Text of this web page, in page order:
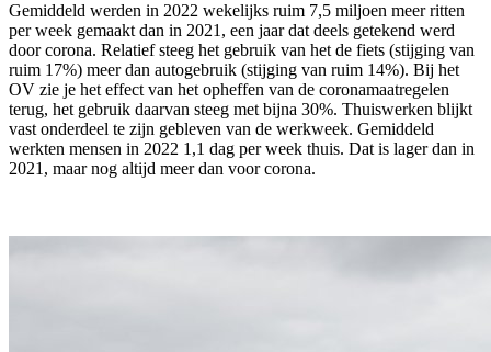
Gemiddeld werden in 2022 wekelijks ruim 7,5 miljoen meer ritten
per week gemaakt dan in 2021, een jaar dat deels getekend werd
door corona. Relatief steeg het gebruik van het de fiets (stijging van
ruim 17%) meer dan autogebruik (stijging van ruim 14%). Bij het
OV zie je het effect van het opheffen van de coronamaatregelen
terug, het gebruik daarvan steeg met bijna 30%. Thuiswerken blijkt
vast onderdeel te zijn gebleven van de werkweek. Gemiddeld
werkten mensen in 2022 1,1 dag per week thuis. Dat is lager dan in
2021, maar nog altijd meer dan voor corona.